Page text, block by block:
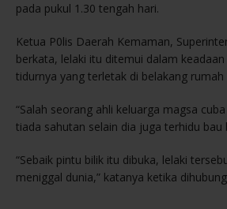
pada pukul 1.30 tengah hari.
Ketua P0lis Daerah Kemaman,
berkata, lelaki itu ditemui dalam
tidurnya yang terletak di belakang
“Salah seorang ahli keluarga magsa
tiada sahutan selain dia juga terhidu bau
“Sebaik pintu bilik itu dibuka, lelaki
meniggal dunia,” katanya ketika